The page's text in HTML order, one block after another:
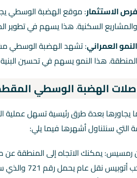
فرص الاستثمار: موقع الهضبة الوسطي
والمشاريع السكنية. هذا يسهم في تطوير
النمو العمراني: تشهد الهضبة الوسطي
المنطقة. هذا النمو يسهم في تحسين البنية
الهضبة الوسطي
يجاورها بعدة طرق رئيسية تسهل عملية
التي سنتناول أشهرها فيما يلي:
يمكنك الاتجاه إلى المنطقة عن
اركب